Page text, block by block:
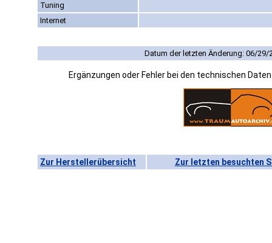
Tuning
Internet
Datum der letzten Änderung: 06/29/
Ergänzungen oder Fehler bei den technischen
Zur Herstellerübersicht Zur letzten besuchten